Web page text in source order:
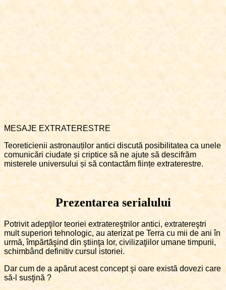
MESAJE EXTRATERESTRE
Teoreticienii astronauților antici discută posibilitatea ca unele
comunicări ciudate și criptice să ne ajute să descifrăm
misterele universului și să contactăm ființe extraterestre.
Prezentarea serialului
Potrivit adepţilor teoriei extratereştrilor antici, extratereştri
mult superiori tehnologic, au aterizat pe Terra cu mii de ani în
urmă, împărtăşind din ştiinţa lor, civilizaţiilor umane timpurii,
schimbând definitiv cursul istoriei.
Dar cum de a apărut acest concept şi oare există dovezi care
să-l susţină ?